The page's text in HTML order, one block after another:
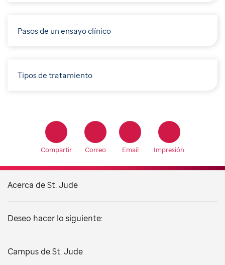
Pasos de un ensayo clínico
Tipos de tratamiento
Compartir Correo Email Impresión
Acerca de St. Jude
Deseo hacer lo siguiente:
Campus de St. Jude